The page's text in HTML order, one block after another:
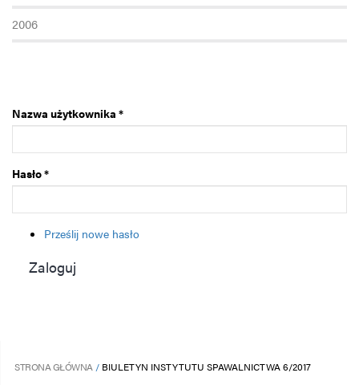
2006
Nazwa użytkownika *
Hasło*
Prześlij nowe hasło
Zaloguj
STRONA GŁÓWNA BIULETYN INSTYTUTU SPAWALNICTWA 6/2017